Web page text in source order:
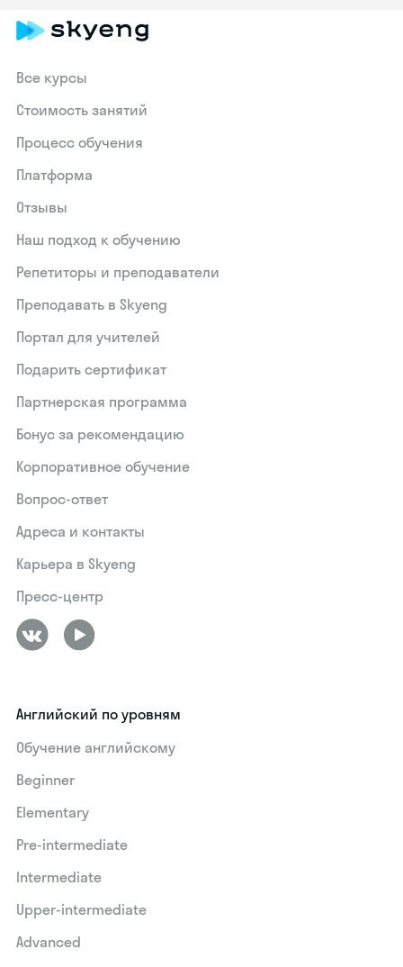
Все курсы
Стоимость занятий
Процесс обучения
Платформа
Отзывы
Наш подход к обучению
Репетиторы и преподаватели
Преподавать в Skyeng
Портал для учителей
Подарить сертификат
Партнерская программа
Бонус за рекомендацию
Корпоративное обучение
Вопрос-ответ
Адреса и контакты
Карьера в Skyeng
Пресс-центр
Английский по уровням
Обучение английскому
Beginner
Elementary
Pre-intermediate
Intermediate
Upper-intermediate
Advanced